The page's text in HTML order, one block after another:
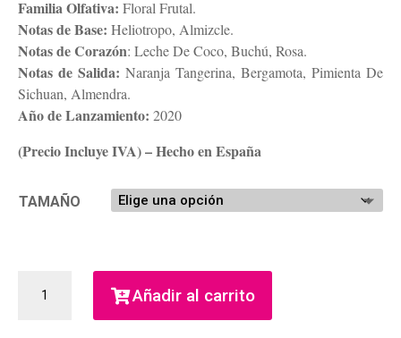
desde
$61.00
hasta
$75.81
Familia Olfativa: Floral Frutal.
Notas de Base: Heliotropo, Almizcle.
Notas de Corazón: Leche De Coco, Buchú, Rosa.
Notas de Salida: Naranja Tangerina, Bergamota, Pimienta De
Sichuan, Almendra.
Año de Lanzamiento: 2020
(Precio Incluye IVA) – Hecho en España
TAMAÑO
Añadir al carrito